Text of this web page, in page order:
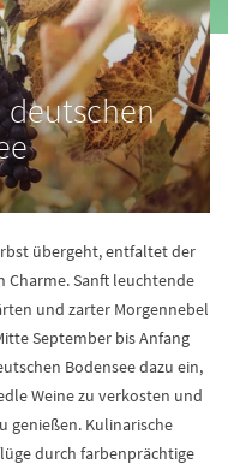
deutschen
übergeht, entfaltet der
Charme. Sanft leuchtende
und zarter Morgennebel
September bis Anfang
Bodensee dazu ein,
Weine zu verkosten und
genießen. Kulinarische
durch farbenprächtige